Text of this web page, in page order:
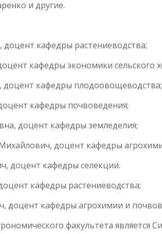
и другие.
доцент кафедры растениеводства;
кафедры экономики сельского
доцент кафедры плодоовощеводства;
кафедры почвоведения;
доцент кафедры земледелия;
Михайлович, доцент кафедры
доцент кафедры селекции.
кафедры растениеводства;
доцент кафедры агрохимии и
факультета